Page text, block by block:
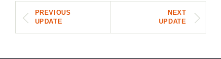
PREVIOUS
UPDATE
NEXT
UPDATE